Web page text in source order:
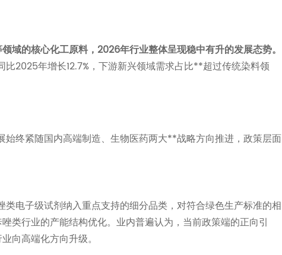
域的核心化工原料，2026年行业整体呈现稳中有升的发展态势。
2025年增长12.7%，下游新兴领域需求占比**超过传统染料领
终紧随国内高端制造、生物医药两大**战略方向推进，政策层面
电子级试剂纳入重点支持的细分品类，对符合绿色生产标准的相
类行业的产能结构优化。业内普遍认为，当前政策端的正向引
向高端化方向升级。